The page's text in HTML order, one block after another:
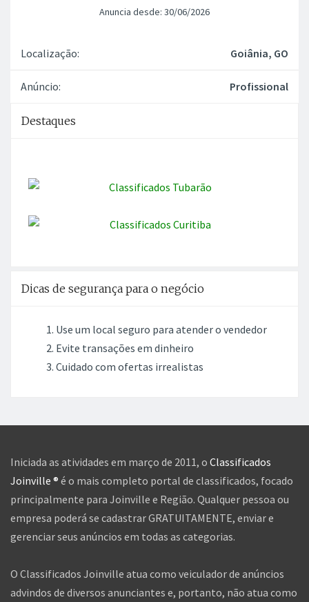
Anuncia desde: 30/06/2026
Localização: Goiânia, GO
Anúncio: Profissional
Destaques
Dicas de segurança para o negócio
Use um local seguro para atender o vendedor
Evite transações em dinheiro
Cuidado com ofertas irrealistas
Iniciada as atividades em março de 2011, o Classificados
Joinville ® é o mais completo portal de classificados, focado
principalmente para Joinville e Região. Qualquer pessoa ou
empresa poderá se cadastrar GRATUITAMENTE, enviar e
gerenciar seus anúncios em todas as categorias.
O Classificados Joinville atua como veiculador de anúncios
advindos de diversos anunciantes e, portanto, não atua como